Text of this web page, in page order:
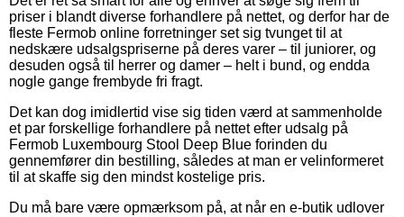
priser i blandt diverse forhandlere på nettet, og derfor har de
fleste Fermob online forretninger set sig tvunget til at
nedskære udsalgspriserne på deres varer – til juniorer, og
desuden også til herrer og damer – helt i bund, og endda
nogle gange frembyde fri fragt.
Det kan dog imidlertid vise sig tiden værd at sammenholde
et par forskellige forhandlere på nettet efter udsalg på
Fermob Luxembourg Stool Deep Blue forinden du
gennemfører din bestilling, således at man er velinformeret
til at skaffe sig den mindst kostelige pris.
Du må bare være opmærksom på, at når en e-butik udlover